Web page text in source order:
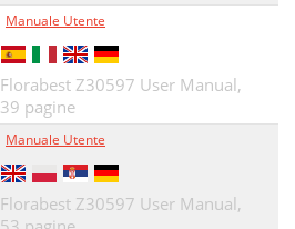
Manuale Utente
Florabest Z30597 User Manual,
39 pagine
Manuale Utente
Florabest Z30597 User Manual,